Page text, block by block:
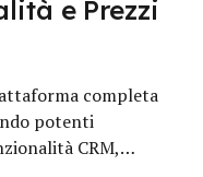
e Prezzi
completa
potenti
CRM,…